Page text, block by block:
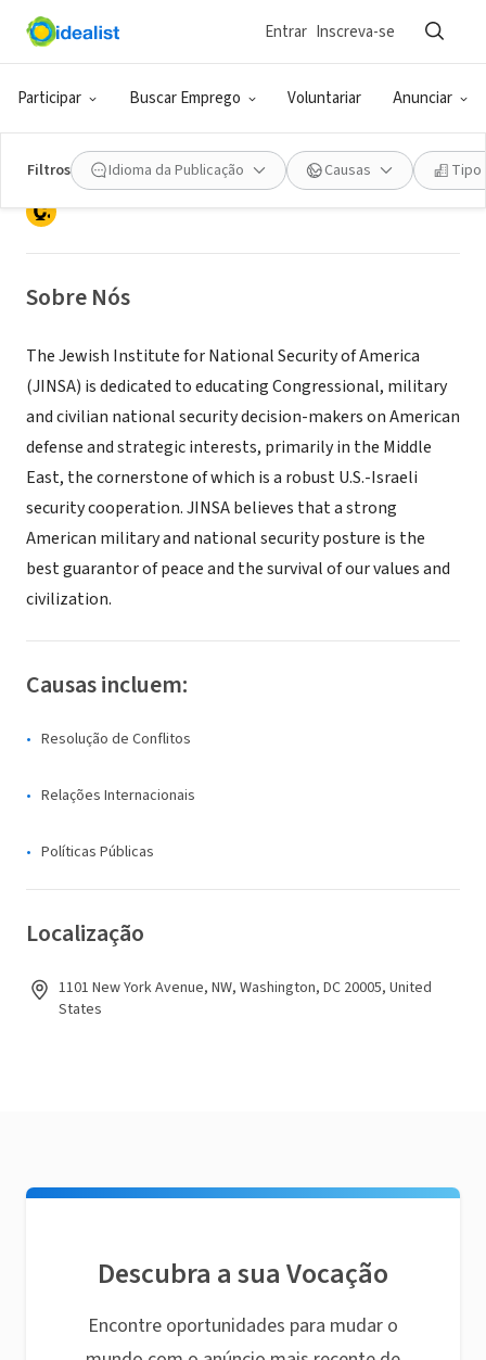
Participar Buscar Emprego Voluntariar Anunciar
Entrar Inscreva-se
Filtros Idioma da Publicação Causas Tipo
ONG (SETOR SOCIAL)
Jewish Institute for National
Security of America (JINSA)
Washington, DC|www.jinsa.org
Sobre Nós
The Jewish Institute for National Security of America
(JINSA) is dedicated to educating Congressional, military
and civilian national security decision-makers on American
defense and strategic interests, primarily in the Middle
East, the cornerstone of which is a robust U.S.-Israeli
security cooperation. JINSA believes that a strong
American military and national security posture is the
best guarantor of peace and the survival of our values and
civilization.
Causas incluem:
Resolução de Conflitos
Relações Internacionais
Políticas Públicas
Localização
1101 New York Avenue, NW, Washington, DC 20005, United
States
Descubra a sua Vocação
Encontre oportunidades para mudar o